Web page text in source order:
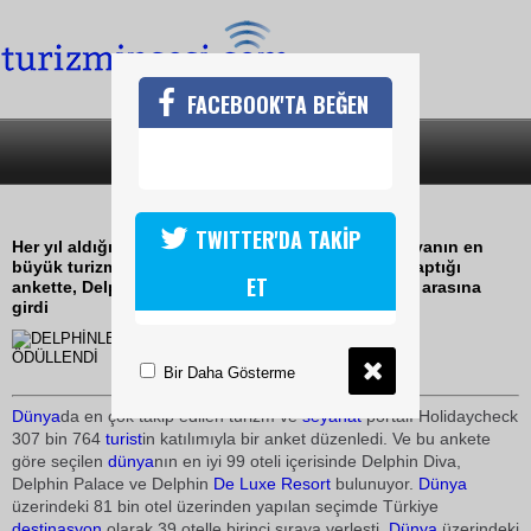
DELPHİNLER YİNE ÖDÜLLENDİ
Her yıl aldığı TUI ödüllerinden sonra şimdi de dünyanın en
büyük turizm ve seyahat portalı Holidaycheck'in yaptığı
ankette, Delphin 3 oteliyle dünyanın en iyi 99 oteli arasına
girdi
TURİZMİN SESİ
Dünyada en çok takip edilen turizm veseyahatportalı Holidaycheck
307 bin 764 turistin katılımıyla bir anket düzenledi. Ve bu ankete
göre seçilen dünyanın en iyi 99 oteli içerisinde Delphin Diva,
Delphin Palace ve Delphin De Luxe Resort bulunuyor. Dünya
üzerindeki 81 bin otel üzerinden yapılan seçimde Türkiye
FACEBOOK'TA BEĞEN
TWITTER'DA TAKİP
ET
Bir Daha Gösterme